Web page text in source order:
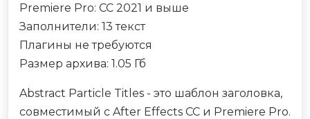
Premiere Pro: CC 2021 и выше
Заполнители: 13 текст
Плагины не требуются
Размер архива: 1.05 Гб
Abstract Particle Titles - это шаблон заголовка,
совместимый с After Effects CC и Premiere Pro.